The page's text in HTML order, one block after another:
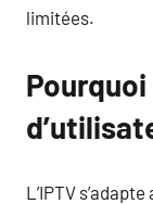
limitées.
L’IPTV